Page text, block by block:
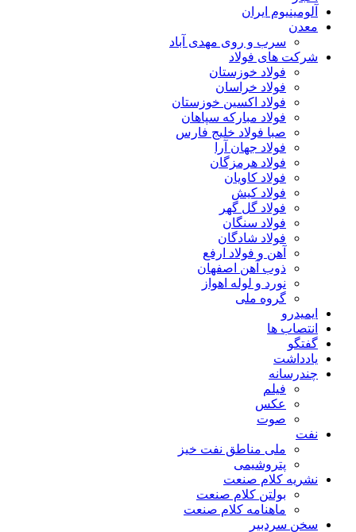
آلومینیوم ایران
معدن
سرب و روی مهدی آباد
شرکت های فولاد
فولاد خوزستان
فولاد خراسان
فولاد اکسین خوزستان
فولاد مبارکه سپاهان
صبا فولاد خلیج فارس
فولاد جهان آرا
فولاد هرمزگان
فولاد کاویان
فولاد کیش
فولاد گل گهر
فولاد سنگان
فولاد شادگان
آهن و فولاد ارفع
ذوب آهن اصفهان
نورد و لوله اهواز
گروه ملی
ایمیدرو
انتصاب ها
گفتگو
یادداشت
چندرسانه
فیلم
عکس
صوت
نفت
ملی مناطق نفت خیز
پتروشیمی
نشریه کلام صنعت
بولتن کلام صنعت
ماهنامه کلام صنعت
سخن سردبیر